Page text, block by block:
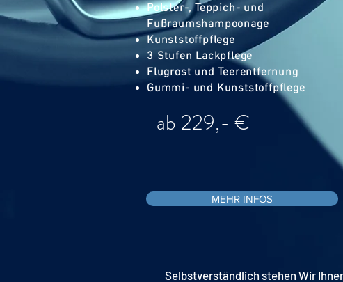
Polster-, Teppich- und
Fußraumshampoonage
Kunststoffpflege
3 Stufen Lackpflege
Flugrost und Teerentfernung
Gummi- und Kunststoffpflege
ab 229,- €
MEHR INFOS
Selbstverständlich stehen Wir